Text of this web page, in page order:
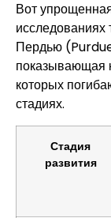
Вот
исследованиях
Пердью
показывающая
которых
стадиях.
Стадия
развития